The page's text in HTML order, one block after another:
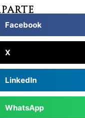
Facebook
X
LinkedIn
WhatsApp